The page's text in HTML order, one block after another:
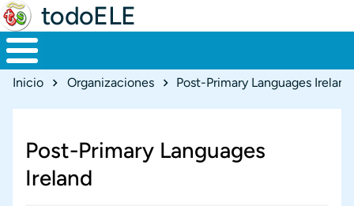
todoELE
Ruta de navegación
Inicio Organizaciones Post-Primary Languages Ireland
Post-Primary Languages
Ireland